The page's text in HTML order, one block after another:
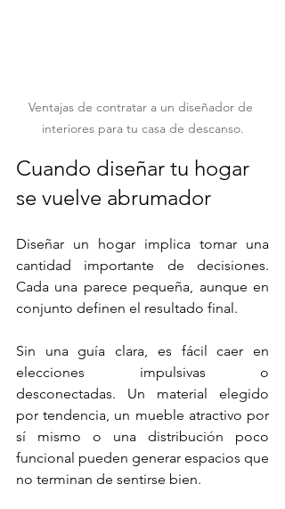
Ventajas de contratar a un diseñador de
interiores para tu casa de descanso.
Cuando diseñar tu hogar
se vuelve abrumador
Diseñar un hogar implica tomar una
cantidad importante de decisiones.
Cada una parece pequeña, aunque en
conjunto definen el resultado final.
Sin una guía clara, es fácil caer en
elecciones impulsivas o
desconectadas. Un material elegido
por tendencia, un mueble atractivo por
sí mismo o una distribución poco
funcional pueden generar espacios que
no terminan de sentirse bien.